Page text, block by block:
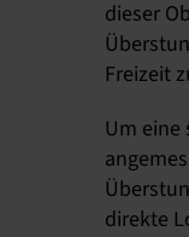
dieser
Freizeit
Um
direkte